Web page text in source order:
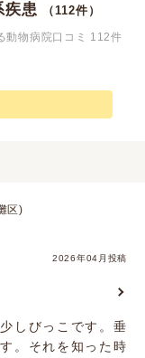
疾患 （112件）
動物病院口コミ 112件
区)
2026年04月投稿
しびっこです。垂
。それを知った時